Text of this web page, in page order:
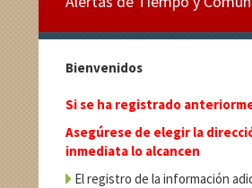
Bienvenidos
Si se ha registrado
Asegúrese de elegir la
inmediata lo alcancen
El registro de la información